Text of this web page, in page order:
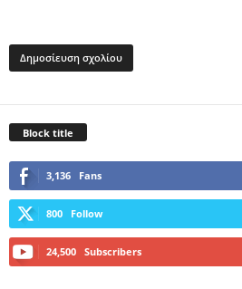
Block title
3,136 Fans
800 Follow
24,500 Subscribers